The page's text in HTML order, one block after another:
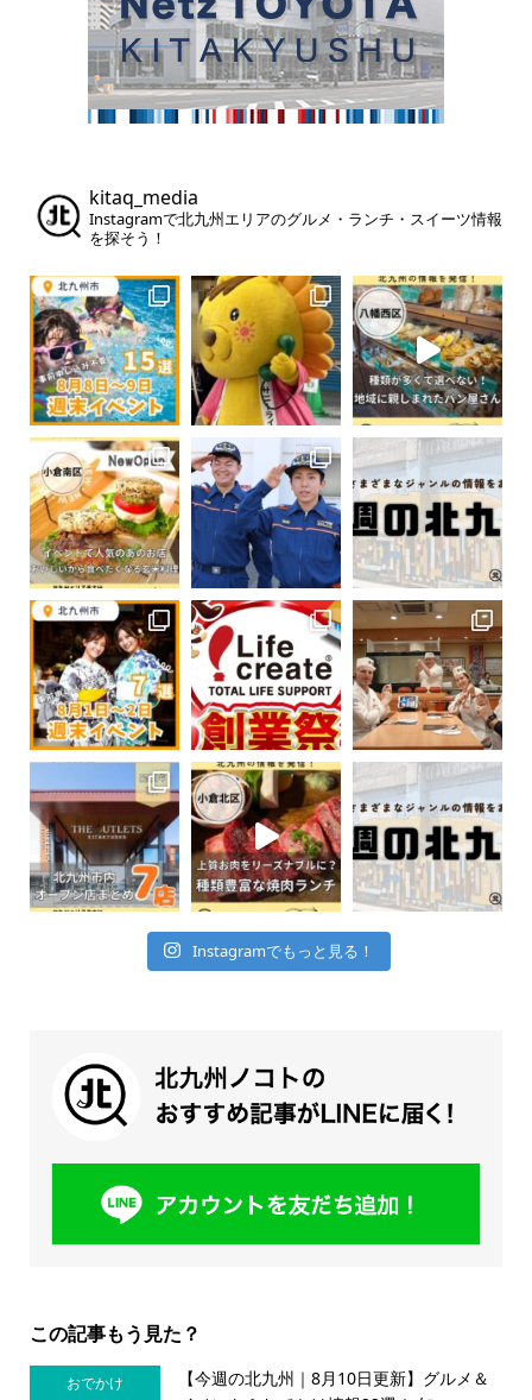
kitaq_media
Instagramで北九州エリアのグルメ・ランチ・スイーツ情報
を探そう！
Instagramでもっと見る！
この記事もう見た？
おでかけ
【今週の北九州｜8月10日更新】グルメ＆